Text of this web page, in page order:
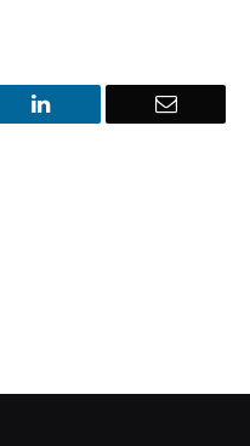
LinkedIn Email